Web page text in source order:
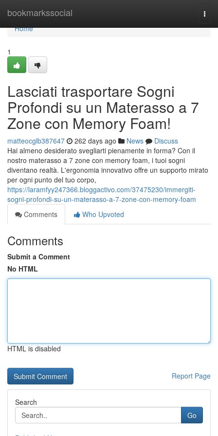
bookmarkssocial
Home
Home
1
Lasciati trasportare Sogni
Profondi su un Materasso a 7
Zone con Memory Foam!
matteocglb387647 262 days ago News
Discuss
Hai almeno desiderato svegliarti pienamente in forma? Con il
nostro materasso a 7 zone con memory foam, i tuoi sogni
diventano realtà. L'ergonomia innovativo offre un supporto mirato
per ogni punto del tuo corpo,
https://laramfyy247366.bloggactivo.com/37475230/immergiti-
sogni-profondi-su-un-materasso-a-7-zone-con-memory-foam
Comments
Who Upvoted
Comments
Submit a Comment
No HTML
HTML is disabled
Report Page
Search
Go